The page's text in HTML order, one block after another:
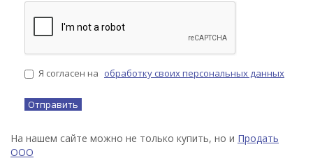
Я согласен на обработку своих персональных данных
На нашем сайте можно не только купить, но и Продать
ООО